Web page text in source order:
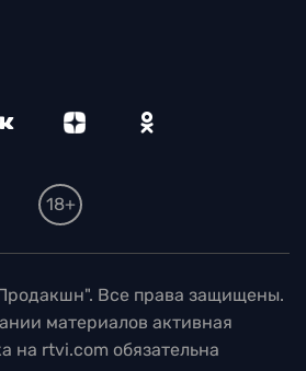
18+
Все права защищены.
материалов активная
на rtvi.com обязательна